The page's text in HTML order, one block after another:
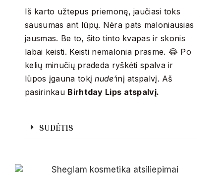
Iš karto užtepus priemonę, jaučiasi toks
sausumas ant lūpų. Nėra pats maloniausias
jausmas. Be to, šito tinto kvapas ir skonis
labai keisti. Keisti nemalonia prasme. 😂 Po
kelių minučių pradeda ryškėti spalva ir
lūpos įgauna tokįnude‘inį atspalvį. Aš
pasirinkau Birhtday Lips atspalvį.
SUDĖTIS